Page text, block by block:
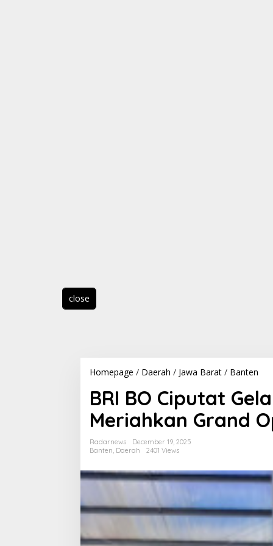
close
Homepage / Daerah / Jawa Barat / Banten
B
O
C
t
a
e
l
BRI BO Ciputat
Meriahkan Grand
Radarnews
December 19, 2025
Banten Daerah 2401 Views